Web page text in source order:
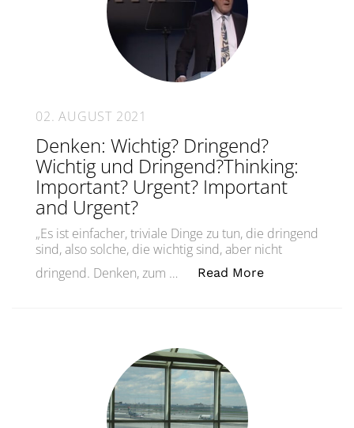
02. AUGUST 2021
Denken: Wichtig? Dringend?
Wichtig und Dringend?Thinking:
Important? Urgent? Important
and Urgent?
„Es ist einfacher, triviale Dinge zu tun, die dringend
sind, also solche, die wichtig sind, aber nicht
dringend. Denken, zum …
Read More„Denken: